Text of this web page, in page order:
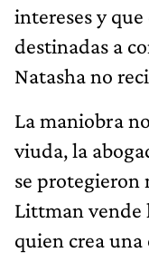
intereses y
destinadas a
Natasha no
La maniobra
viuda, la
se protegieron
Littman vende
quien crea una